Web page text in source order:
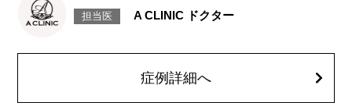
とがございます。また、稀にアレルギー、細菌感染症、血管閉塞などが生
じることがございます。注入箇所を強く刺激するようなマッサージは1〜2
レスチレン 76,800円(税込)
レスチレンリフト※横浜院限定 98,800円(税込)
ジュビダームビスタ ボルベラ XC 131,800円(税込)
担当医 A CLINIC ドクター
症例詳細へ